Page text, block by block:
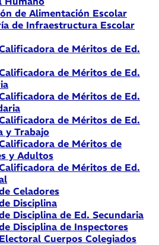
de Alimentación Escolar
de Infraestructura Escolar
de Méritos de Ed.
de Méritos de Ed.
de Méritos de Ed.
de Méritos de Ed.
y Trabajo
de Méritos de
y Adultos
de Méritos de Ed.
Celadores
Disciplina
Disciplina de Ed. Secundaria
Disciplina de Inspectores
Cuerpos Colegiados